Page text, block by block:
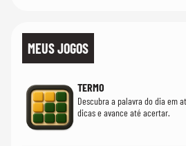
MEUS JOGOS
TERMO
Descubra a palavra do dia em
dicas e avance até acertar.